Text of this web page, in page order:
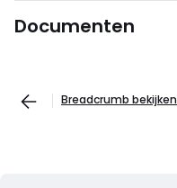
Documenten
Breadcrumb bekijken